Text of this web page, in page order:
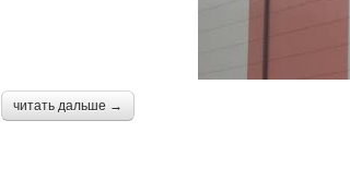
читать дальше →